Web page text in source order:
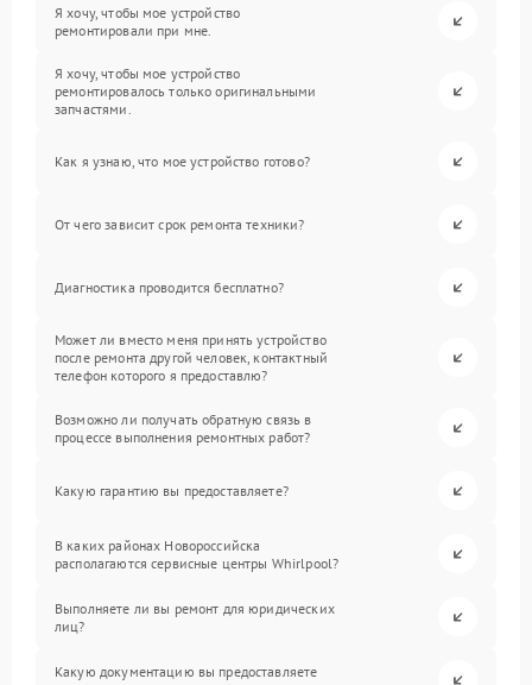
Я хочу, чтобы мое устройство
ремонтировали при мне.
Я хочу, чтобы мое устройство
ремонтировалось только оригинальными
запчастями.
Как я узнаю, что мое устройство готово?
От чего зависит срок ремонта техники?
Диагностика проводится бесплатно?
Может ли вместо меня принять устройство
после ремонта другой человек, контактный
телефон которого я предоставлю?
Возможно ли получать обратную связь в
процессе выполнения ремонтных работ?
Какую гарантию вы предоставляете?
В каких районах Новороссийска
располагаются сервисные центры Whirlpool?
Выполняете ли вы ремонт для юридических
лиц?
Какую документацию вы предоставляете